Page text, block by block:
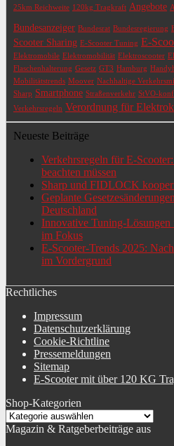
25km Reichweite 120kg Tragkraft Angebote
Bundesanzeiger Bundesrat Bundesregierung
Scooter Sharing E-Scooter Tuning E-
Elektromobile Elektromobilität Elektroscooter
Flaschenhalterung Gesetz GT3 Hamburg
Mobilitätstrends Moover Nachhaltige
Sharp Smartphone Straßenverkehr StVO-
Verkehrsregeln Verordnung für
Neueste Beiträge
Verkehrsregeln für E-
beachten müssen
Sharp und FIDLOCK
Geplante
Deutschland
Innovative Tuning-
im Fokus
E-Scooter-Trends 2025:
im Vordergrund
Rechtliches
Impressum
Datenschutzerklärung
Cookie-Richtline
Pressemeldungen
Sitemap
E-Scooter mit über 120 KG
Shop-Kategorien
Magazin & Ratgeberbeiträge aus